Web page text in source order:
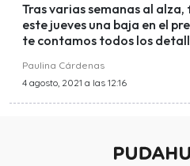
Tras varias semanas al
este jueves una baja en el
te contamos todos los
Paulina Cárdenas
4 agosto, 2021 a las 12:16